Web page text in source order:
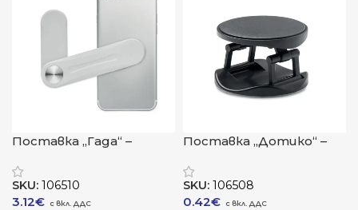
Поставка „Гада“ –
за твоя лаптоп и
телефон
SKU: 106510
3.12€
Поставка „Дотико“ –
двойна функция
SKU: 106508
0.42€